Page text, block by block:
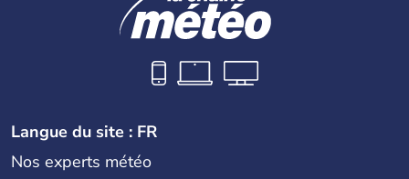
Langue du site : FR
Nos experts météo